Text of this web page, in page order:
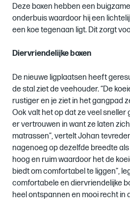
Deze boxen hebben een
onderbuis waardoor hij een
een koe tegenaan ligt. Dit zorgt
Diervriendelijke boxen
De nieuwe ligplaatsen heeft
de stal ziet de veehouder. “De
rustiger en je ziet in het gangpad
Ook valt het op dat ze veel sneller
er vertrouwen in want ze laten
matrassen”, vertelt Johan
nagenoeg op dezelfde breedte
hoog en ruim waardoor het de
biedt om comfortabel te liggen”,
comfortabele en diervriendelijke
heel ontspannen en mooi recht in